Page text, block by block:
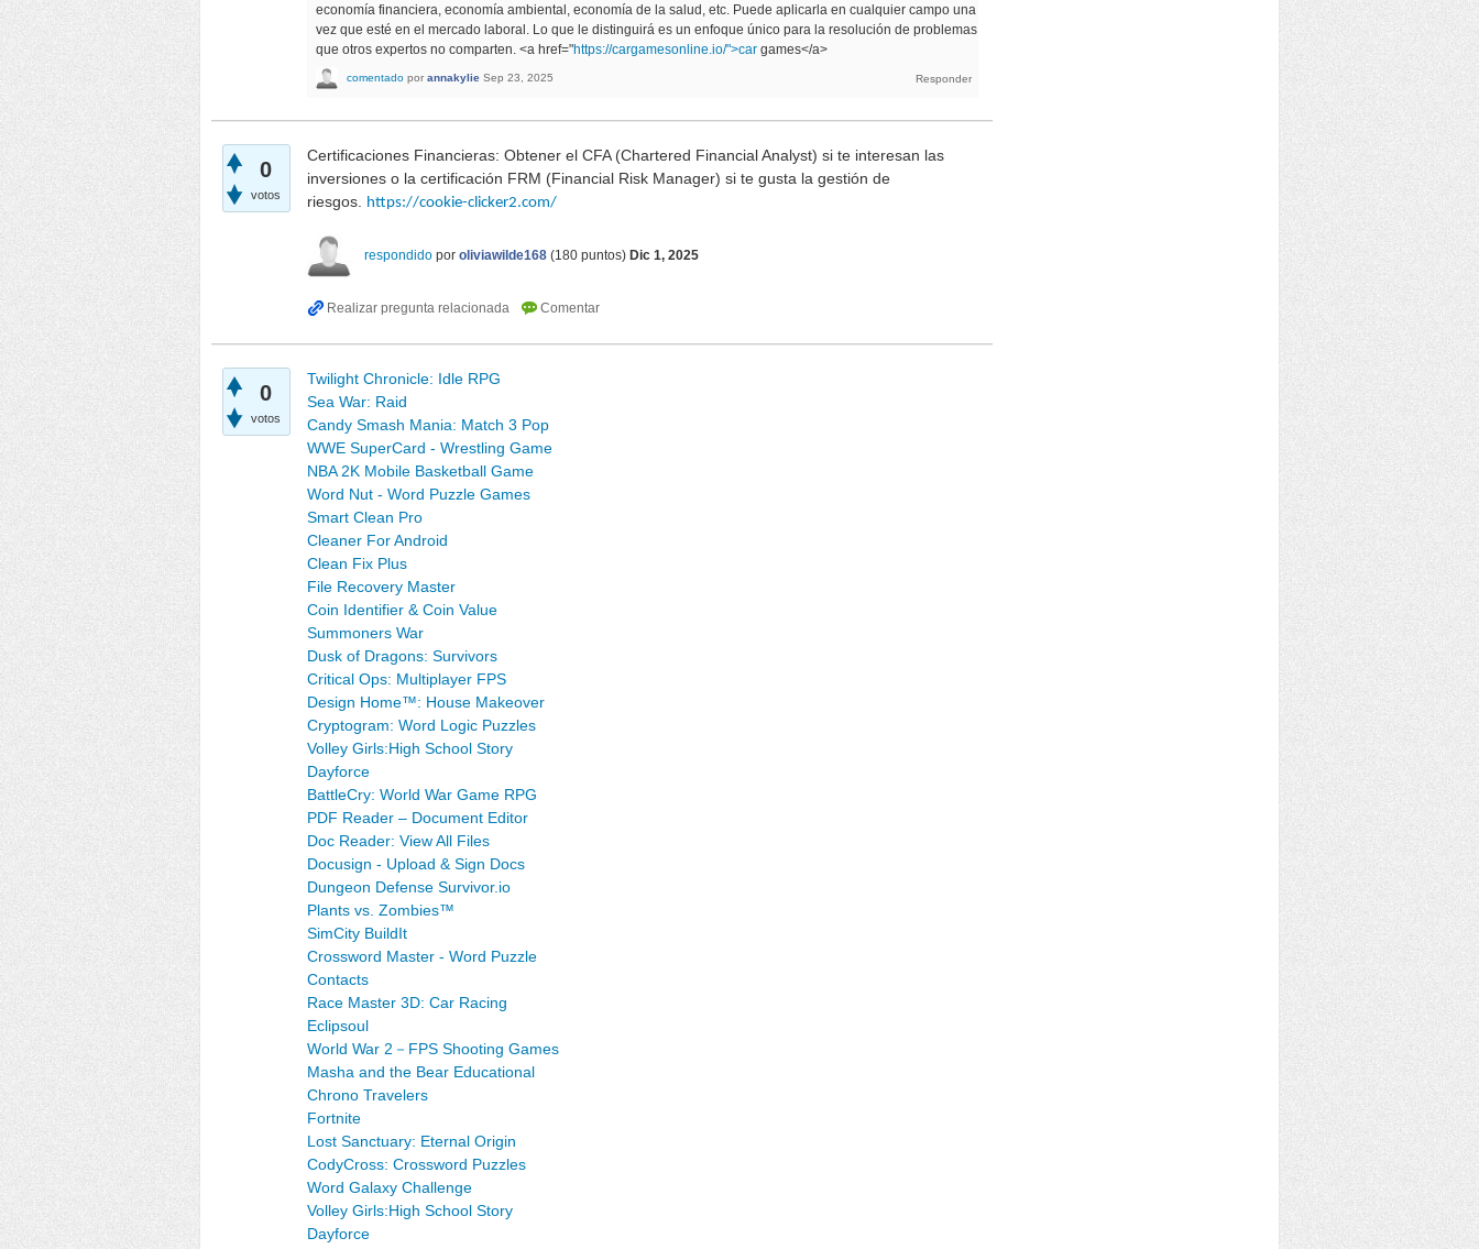
economía financiera, economía ambiental, economía de la salud, etc. Puede aplicarla en cualquier campo una
vez que esté en el mercado laboral. Lo que le distinguirá es un enfoque único para la resolución de problemas
que otros expertos no comparten. <a href="https://cargamesonline.io/">car games</a>
comentado por annakylie Sep 23, 2025
0
votos
Certificaciones Financieras: Obtener el CFA (Chartered Financial Analyst) si te interesan las
inversiones o la certificación FRM (Financial Risk Manager) si te gusta la gestión de
riesgos. https://cookie-clicker2.com/
respondido por oliviawilde168 (180 puntos) Dic 1, 2025
0
votos
Twilight Chronicle: Idle RPG
Sea War: Raid
Candy Smash Mania: Match 3 Pop
WWE SuperCard - Wrestling Game
NBA 2K Mobile Basketball Game
Word Nut - Word Puzzle Games
Smart Clean Pro
Cleaner For Android
Clean Fix Plus
File Recovery Master
Coin Identifier & Coin Value
Summoners War
Dusk of Dragons: Survivors
Critical Ops: Multiplayer FPS
Design Home™: House Makeover
Cryptogram: Word Logic Puzzles
Volley Girls:High School Story
Dayforce
BattleCry: World War Game RPG
PDF Reader – Document Editor
Doc Reader: View All Files
Docusign - Upload & Sign Docs
Dungeon Defense Survivor.io
Plants vs. Zombies™
SimCity BuildIt
Crossword Master - Word Puzzle
Contacts
Race Master 3D: Car Racing
Eclipsoul
World War 2－FPS Shooting Games
Masha and the Bear Educational
Chrono Travelers
Fortnite
Lost Sanctuary: Eternal Origin
CodyCross: Crossword Puzzles
Word Galaxy Challenge
Volley Girls:High School Story
Dayforce